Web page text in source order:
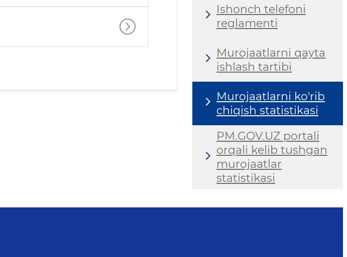
Ishonch telefoni
reglamenti
Murojaatlarni qayta
ishlash tartibi
Murojaatlarni ko'rib
chiqish statistikasi
PM.GOV.UZ portali
orqali kelib tushgan
murojaatlar
statistikasi